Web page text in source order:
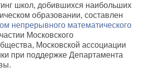
школ, добившихся наибольших
образовании, составлен
непрерывного математического
Московского
Московской ассоциации
при поддержке Департамента